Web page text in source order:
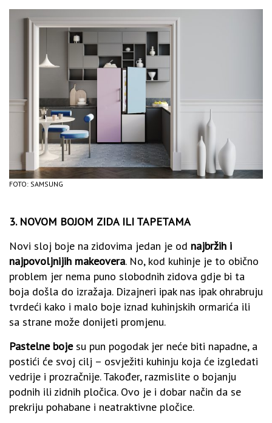
FOTO: SAMSUNG
3. NOVOM BOJOM ZIDA ILI TAPETAMA
Novi sloj boje na zidovima jedan je od najbržih i
najpovoljnijih makeovera. No, kod kuhinje je to obično
problem jer nema puno slobodnih zidova gdje bi ta
boja došla do izražaja. Dizajneri ipak nas ipak ohrabruju
tvrdeći kako i malo boje iznad kuhinjskih ormarića ili
sa strane može donijeti promjenu.
Pastelne bojesu pun pogodak jer neće biti napadne, a
postići će svoj cilj – osvježiti kuhinju koja će izgledati
vedrije i prozračnije. Također, razmislite o bojanju
podnih ili zidnih pločica. Ovo je i dobar način da se
prekriju pohabane i neatraktivne pločice.